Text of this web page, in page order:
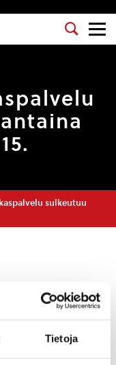
Tietoja
sulkeutuu
on suljettuna.
klo 7 -18.